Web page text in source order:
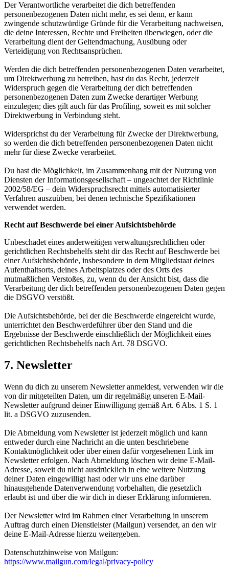
Der Verantwortliche verarbeitet die dich betreffenden
personenbezogenen Daten nicht mehr, es sei denn, er kann
zwingende schutzwürdige Gründe für die Verarbeitung nachweisen,
die deine Interessen, Rechte und Freiheiten überwiegen, oder die
Verarbeitung dient der Geltendmachung, Ausübung oder
Verteidigung von Rechtsansprüchen.
Werden die dich betreffenden personenbezogenen Daten verarbeitet,
um Direktwerbung zu betreiben, hast du das Recht, jederzeit
Widerspruch gegen die Verarbeitung der dich betreffenden
personenbezogenen Daten zum Zwecke derartiger Werbung
einzulegen; dies gilt auch für das Profiling, soweit es mit solcher
Direktwerbung in Verbindung steht.
Widersprichst du der Verarbeitung für Zwecke der Direktwerbung,
so werden die dich betreffenden personenbezogenen Daten nicht
mehr für diese Zwecke verarbeitet.
Du hast die Möglichkeit, im Zusammenhang mit der Nutzung von
Diensten der Informationsgesellschaft – ungeachtet der Richtlinie
2002/58/EG – dein Widerspruchsrecht mittels automatisierter
Verfahren auszuüben, bei denen technische Spezifikationen
verwendet werden.
Recht auf Beschwerde bei einer Aufsichtsbehörde
Unbeschadet eines anderweitigen verwaltungsrechtlichen oder
gerichtlichen Rechtsbehelfs steht dir das Recht auf Beschwerde bei
einer Aufsichtsbehörde, insbesondere in dem Mitgliedstaat deines
Aufenthaltsorts, deines Arbeitsplatzes oder des Orts des
mutmaßlichen Verstoßes, zu, wenn du der Ansicht bist, dass die
Verarbeitung der dich betreffenden personenbezogenen Daten gegen
die DSGVO verstößt.
Die Aufsichtsbehörde, bei der die Beschwerde eingereicht wurde,
unterrichtet den Beschwerdeführer über den Stand und die
Ergebnisse der Beschwerde einschließlich der Möglichkeit eines
gerichtlichen Rechtsbehelfs nach Art. 78 DSGVO.
7. Newsletter
Wenn du dich zu unserem Newsletter anmeldest, verwenden wir die
von dir mitgeteilten Daten, um dir regelmäßig unseren E-Mail-
Newsletter aufgrund deiner Einwilligung gemäß Art. 6 Abs. 1 S. 1
lit. a DSGVO zuzusenden.
Die Abmeldung vom Newsletter ist jederzeit möglich und kann
entweder durch eine Nachricht an die unten beschriebene
Kontaktmöglichkeit oder über einen dafür vorgesehenen Link im
Newsletter erfolgen. Nach Abmeldung löschen wir deine E-Mail-
Adresse, soweit du nicht ausdrücklich in eine weitere Nutzung
deiner Daten eingewilligt hast oder wir uns eine darüber
hinausgehende Datenverwendung vorbehalten, die gesetzlich
erlaubt ist und über die wir dich in dieser Erklärung informieren.
Der Newsletter wird im Rahmen einer Verarbeitung in unserem
Auftrag durch einen Dienstleister (Mailgun) versendet, an den wir
deine E-Mail-Adresse hierzu weitergeben.
Datenschutzhinweise von Mailgun:
https://www.mailgun.com/legal/privacy-policy